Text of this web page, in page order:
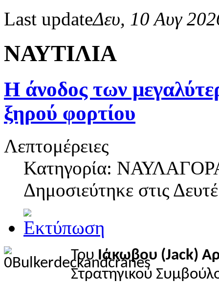
Last updateΔευ, 10 Αυγ
ΝΑΥΤΙΛΙΑ
Η άνοδος των
ξηρού φορτίου
Λεπτομέρειες
Κατηγορία:
Δημοσιεύτηκε στις
ΤουΙάκωβου (Jack)
Στρατηγικού